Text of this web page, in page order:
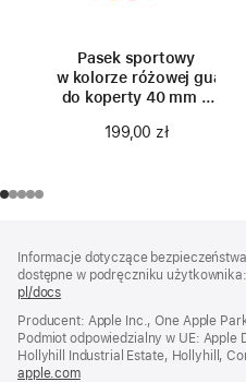
Pasek sportowy
w kolorze różowej guawy
do koperty 40 mm –
199,00 zł
Informacje dotyczące
dostępne w podręczniku użytkownika:
pl/docs
w nowym
oknie)
Producent: Apple Inc., One Apple
Podmiot odpowiedzialny w UE:
Hollyhill Industrial Estate, Hollyhill,
apple.com(otwiera